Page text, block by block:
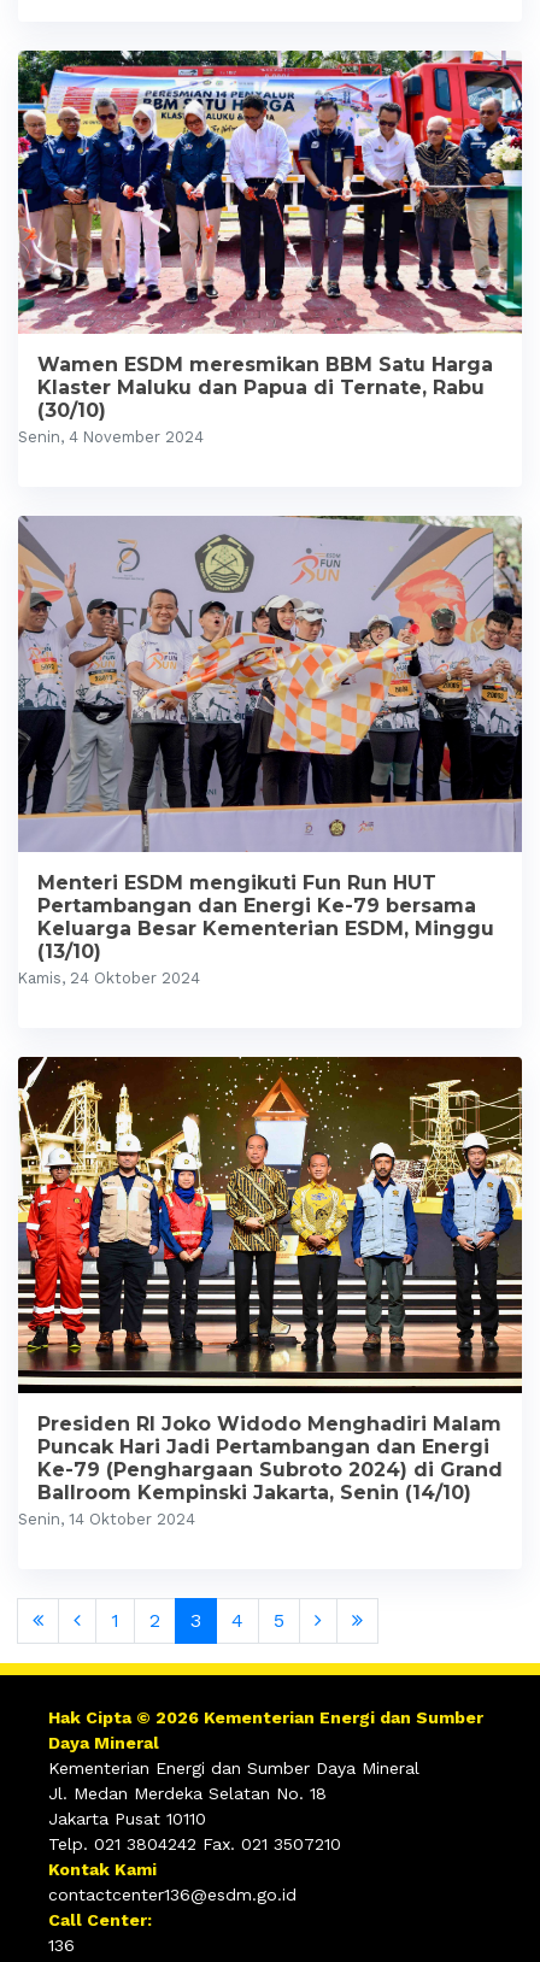
Wamen ESDM meresmikan BBM Satu Harga
Klaster Maluku dan Papua di Ternate, Rabu
(30/10)
Senin, 4 November 2024
Menteri ESDM mengikuti Fun Run HUT
Pertambangan dan Energi Ke-79 bersama
Keluarga Besar Kementerian ESDM, Minggu
(13/10)
Kamis, 24 Oktober 2024
Presiden RI Joko Widodo Menghadiri Malam
Puncak Hari Jadi Pertambangan dan Energi
Ke-79 (Penghargaan Subroto 2024) di Grand
Ballroom Kempinski Jakarta, Senin (14/10)
Senin, 14 Oktober 2024
1 2 3 4 5
Hak Cipta © 2026 Kementerian Energi dan Sumber
Daya Mineral
Kementerian Energi dan Sumber Daya Mineral
Jl. Medan Merdeka Selatan No. 18
Jakarta Pusat 10110
Telp. 021 3804242 Fax. 021 3507210
Kontak Kami
contactcenter136@esdm.go.id
Call Center:
136